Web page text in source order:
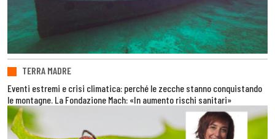
TERRA MADRE
Eventi estremi e crisi climatica: perché le zecche stanno conquistando
le montagne. La Fondazione Mach: «In aumento rischi sanitari»